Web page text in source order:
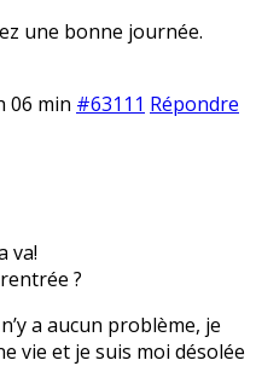
une bonne journée.
06 min #63111 Répondre
va!
?
a aucun problème, je
vie et je suis moi désolée